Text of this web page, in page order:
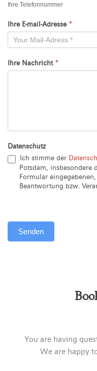
Ihre Telefonnummer
Ihre E-mail-Adresse *
Ihre Nachricht *
Datenschutz
Ich stimme der
Potsdam, insbesondere
Formular
Beantwortung bzw.
Senden
You are having
We are happy